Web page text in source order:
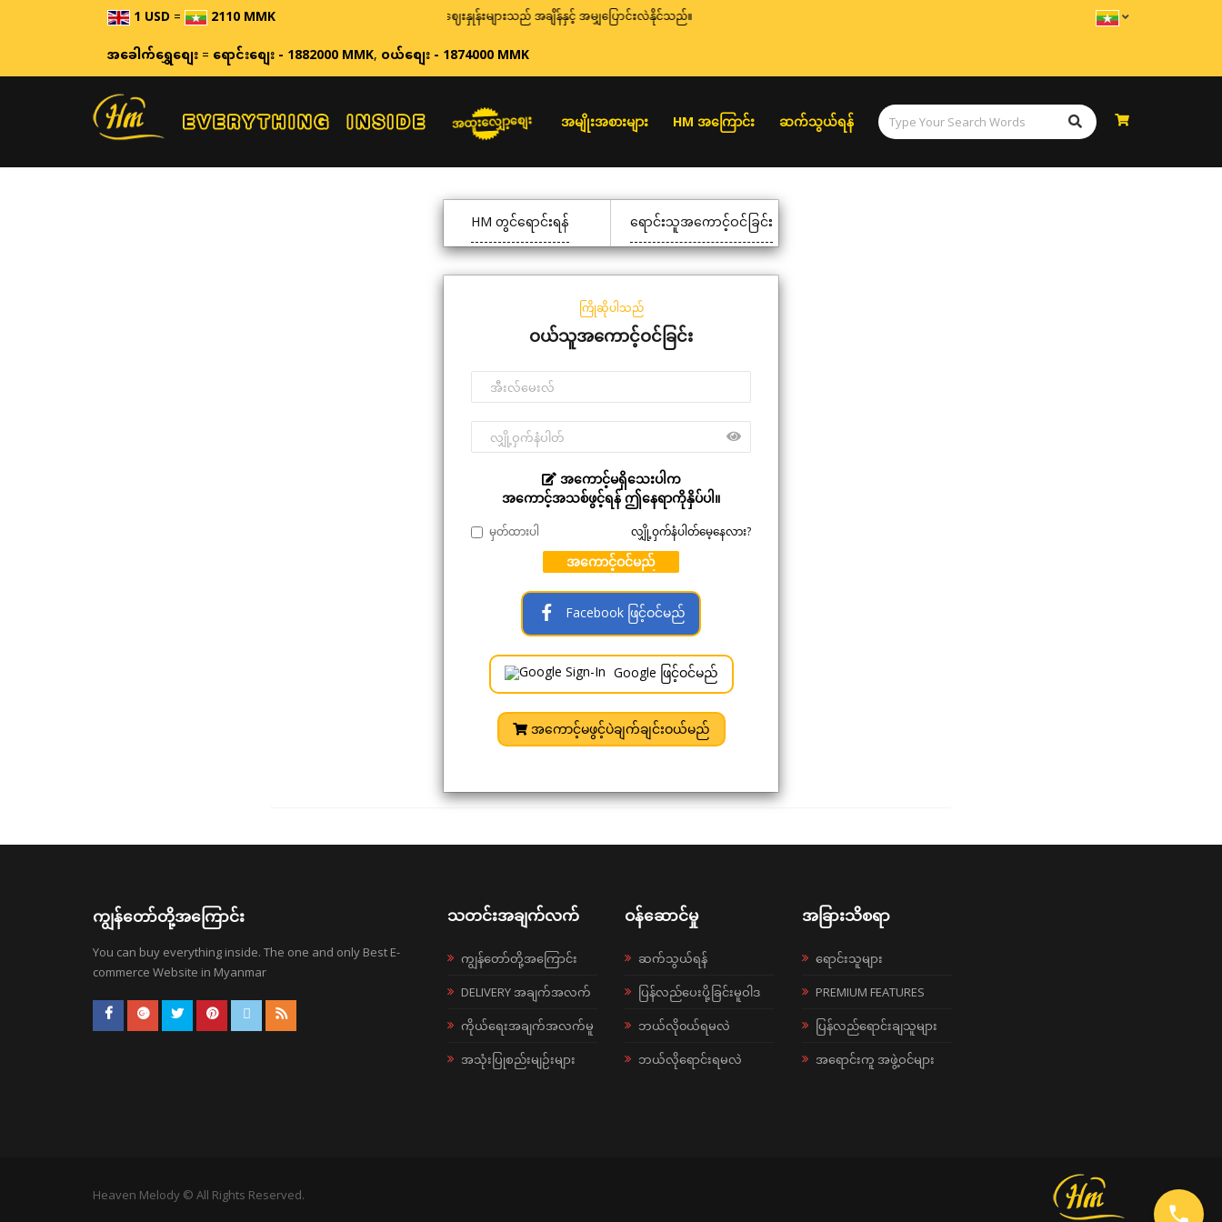
1 USD= 2110 MMK ဈေးနှုန်းများသည် အချိန်နှင့် အမျှပြောင်းလဲနိုင်သည်။
အခေါက်ရွှေစျေး=ရောင်းစျေး - 1882000 MMK,ဝယ်စျေး - 1874000 MMK
အထူးလျှော့စျေး အမျိုးအစားများ HM အကြောင်း ဆက်သွယ်ရန်
HM တွင်ရောင်းရန် ရောင်းသူအကောင့်ဝင်ခြင်း
ကြိုဆိုပါသည်
ဝယ်သူအကောင့်ဝင်ခြင်း
အကောင့်မရှိသေးပါက
အကောင့်အသစ်ဖွင့်ရန် ဤနေရာကိုနှိပ်ပါ။
မှတ်ထားပါ လျှို့ဝှက်နံပါတ်မေ့နေလား?
အကောင့်ဝင်မည်
Facebook ဖြင့်ဝင်မည်
Google ဖြင့်ဝင်မည်
အကောင့်မဖွင့်ပဲချက်ချင်းဝယ်မည်
ကျွန်တော်တို့အကြောင်း
You can buy everything inside. The one and only Best E-
commerce Website in Myanmar
သတင်းအချက်လက်
ကျွန်တော်တို့အကြောင်း
DELIVERY အချက်အလက်
ကိုယ်ရေးအချက်အလက်မူ
အသုံးပြုစည်းမျဉ်းများ
ဝန်ဆောင်မှု
ဆက်သွယ်ရန်
ပြန်လည်ပေးပို့ခြင်းမူဝါဒ
ဘယ်လို၀ယ်ရမလဲ
ဘယ်လိုရောင်းရမလဲ
အခြားသိစရာ
ရောင်းသူများ
PREMIUM FEATURES
ပြန်လည်ရောင်းချသူများ
အရောင်းကူ အဖွဲ့ဝင်များ
Heaven Melody © All Rights Reserved.